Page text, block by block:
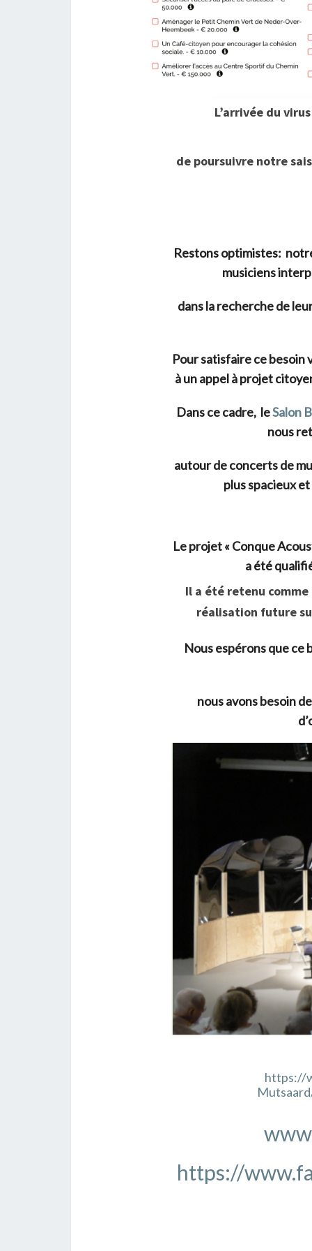
L’arrivée du
de poursuivre notre
Restons optimistes:
musiciens
dans la recherche de
Pour satisfaire ce besoin
à un appel à projet
Dans ce cadre, leSalon
nous
autour de concerts de
plus spacieux
Le projet « Conque
a été
Il a été retenu
réalisation future
Nous espérons que ce
nous avons besoin
https://
https://